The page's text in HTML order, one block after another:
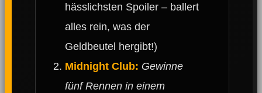
hässlichsten Spoiler – ballert
alles rein, was der
Geldbeutel hergibt!)
Midnight Club: Gewinne
fünf Rennen in einem